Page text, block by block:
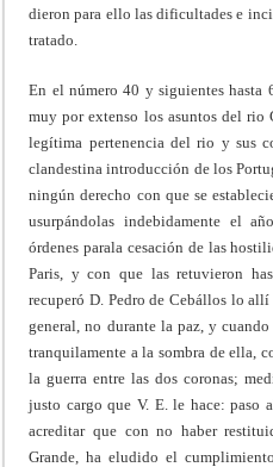
dieron para ello las dificultades e
tratado.
En el número 40 y siguientes
muy por extenso los asuntos del rio
legítima pertenencia del rio y sus
clandestina introducción de los
ningún derecho con que se
usurpándolas indebidamente el
órdenes parala cesación de las
Paris, y con que las retuvieron
recuperó D. Pedro de Cebállos lo
general, no durante la paz, y cuando
tranquilamente a la sombra de ella,
la guerra entre las dos coronas;
justo cargo que V. E. le hace: paso
acreditar que con no haber
Grande, ha eludido el